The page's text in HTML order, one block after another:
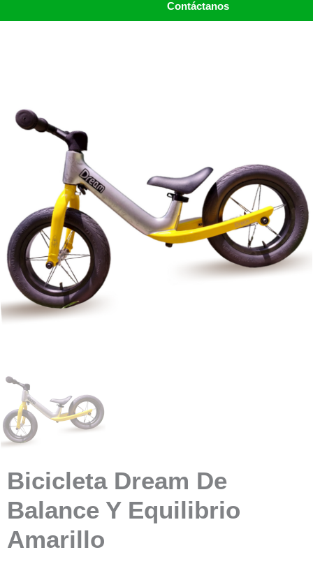
Contáctanos
Bicicleta Dream De
Balance Y Equilibrio
Amarillo